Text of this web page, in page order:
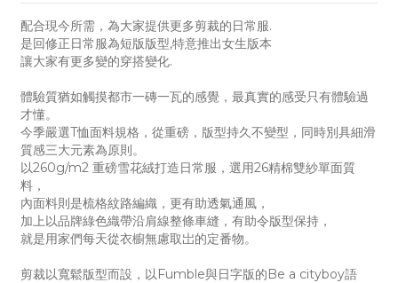
配合現今所需，為大家提供更多剪裁的日常服.
是回修正日常服為短版版型,特意推出女生版本
讓大家有更多變的穿搭變化.
體驗質猶如觸摸都市一磚一瓦的感覺，最真實的感受只有體驗過
才懂。
今季嚴選T恤面料規格，從重磅，版型持久不變型，同時別具細滑
質感三大元素為原則。
以260g/m2 重磅雪花絨打造日常服，選用26精棉雙紗單面質
料，
內面料則是梳格紋路編織，更有助透氣通風，
加上以品牌綠色織帶沿肩線整條車縫，有助令版型保持，
就是用家們每天從衣櫥無慮取岀的定番物。
剪裁以寬鬆版型而設，以Fumble與日字版的Be a cityboy語